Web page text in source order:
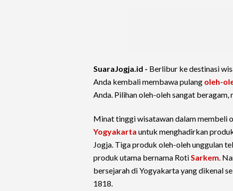
SuaraJogja.id - Berlibur ke destinasi
Anda kembali membawa pulang oleh-
Anda. Pilihan oleh-oleh sangat beragam,
Minat tinggi wisatawan dalam membeli
Yogyakarta untuk menghadirkan
Jogja. Tiga produk oleh-oleh unggulan
produk utama bernama RotiSarkem.
bersejarah di Yogyakarta yang dikenal
1818.